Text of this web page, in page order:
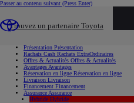
Passer au contenu suivant (Press Enter)
Trouvez un partenaire Toyota
Présentation Présentation
Rachats Cash Rachats ExtraOrdinaires
Offres & Actualités Offres & Actualités
Avantages Avantages
Réservation en ligne Réservation en ligne
Livraison Livraison
Financement Financement
Assurance Assurance
Hybride Hybride